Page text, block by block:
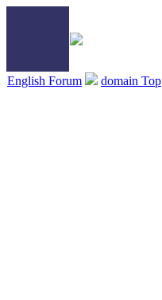
English Forum domain Top